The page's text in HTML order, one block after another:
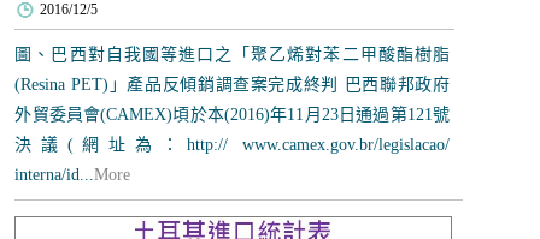
2016/12/5
圖、巴西對自我國等進口之「聚乙烯對苯二甲酸酯樹脂
(Resina PET)」產品反傾銷調查案完成終判 巴西聯邦政府
外貿委員會(CAMEX)頃於本(2016)年11月23日通過第121號
決議(網址為：http:// www.camex.gov.br/legislacao/
interna/id...More